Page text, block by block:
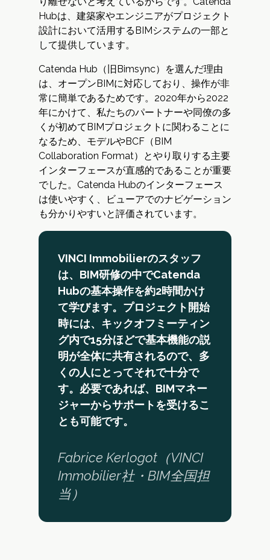
Hubは、建築家やエンジニアがプロジェクト
設計において活用するBIMシステムの一部と
して提供しています。
Catenda Hub（旧Bimsync）を選んだ理由
は、オープンBIMに対応しており、操作が非
常に簡単であるためです。2020年から2022
年にかけて、私たちのパートナーや同僚の多
くが初めてBIMプロジェクトに関わることに
なるため、モデルやBCF（BIM
Collaboration Format）とやり取りする主要
インターフェースが直感的であることが重要
でした。Catenda Hubのインターフェース
は使いやすく、ビューアでのナビゲーション
も分かりやすいと評価されています。
VINCI Immobilierのスタッフ
は、BIM研修の中でCatenda
Hubの基本操作を約2時間かけ
て学びます。プロジェクト開始
時には、キックオフミーティン
グ内で15分ほどで基本機能の説
明が全体に共有されるので、多
くの人にとってそれで十分で
す。必要であれば、BIMマネー
ジャーからサポートを受けるこ
とも可能です。
Fabrice Kerlogot（VINCI
Immobilier社・BIM全国担
当）